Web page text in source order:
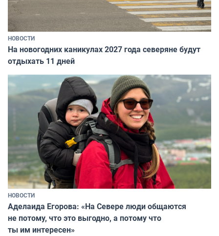
НОВОСТИ
На новогодних каникулах 2027 года северяне будут
отдыхать 11 дней
НОВОСТИ
Аделаида Егорова: «На Севере люди общаются
не потому, что это выгодно, а потому что
ты им интересен»